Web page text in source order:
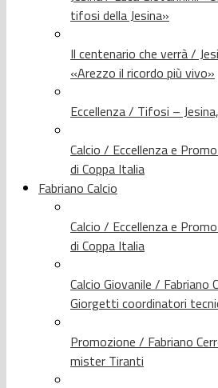
tifosi della Jesina»
Il centenario che verrà /
«Arezzo il ricordo più vivo»
Eccellenza / Tifosi –
Calcio / Eccellenza e
di Coppa Italia
Fabriano Calcio
Calcio / Eccellenza e
di Coppa Italia
Calcio Giovanile / Fabriano
Giorgetti coordinatori
Promozione / Fabriano
mister Tiranti